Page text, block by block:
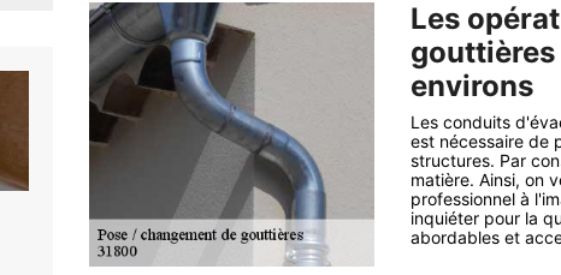
Les
gouttières
environs
Les conduits
est nécessaire de
structures. Par
matière. Ainsi, on
professionnel à
inquiéter pour la
abordables et